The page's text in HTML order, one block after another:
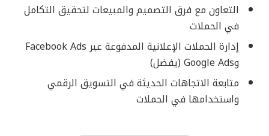
التعاون مع فرق التصميم والمبيعات لتحقيق التكامل
في الحملات
إدارة الحملات الإعلانية المدفوعة عبر Facebook Ads
وGoogle Ads (يفضل)
متابعة الاتجاهات الحديثة في التسويق الرقمي
واستخدامها في الحملات